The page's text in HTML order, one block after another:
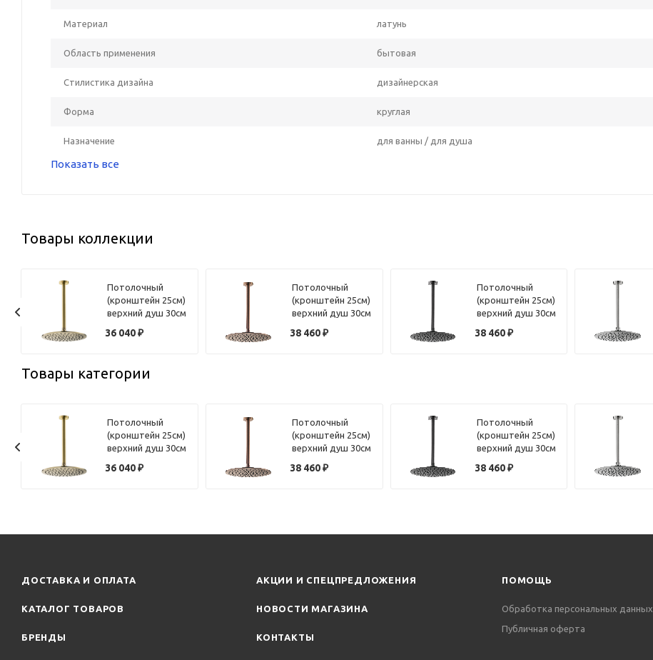
Материал латунь
Область применения бытовая
Стилистика дизайна дизайнерская
Форма круглая
Назначение для ванны / для душа
Показать все
Товары коллекции
Потолочный
(кронштейн 25см)
верхний душ 30см
22010804 латунь
36 040₽
Потолочный
(кронштейн 25см)
верхний душ 30см
22010806 бронза
38 460₽
Потолочный
(кронштейн 25см)
верхний душ 30см
22010803 черный
38 460₽
Товары категории
Потолочный
(кронштейн 25см)
верхний душ 30см
22010804 латунь
36 040₽
Потолочный
(кронштейн 25см)
верхний душ 30см
22010806 бронза
38 460₽
Потолочный
(кронштейн 25см)
верхний душ 30см
22010803 черный
38 460₽
ДОСТАВКА И ОПЛАТА
КАТАЛОГ ТОВАРОВ
БРЕНДЫ
АКЦИИ И СПЕЦПРЕДЛОЖЕНИЯ
НОВОСТИ МАГАЗИНА
КОНТАКТЫ
ПОМОЩЬ
Обработка персональных данных
Публичная оферта